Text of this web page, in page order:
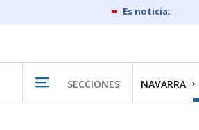
SECCIONES NAVARRA